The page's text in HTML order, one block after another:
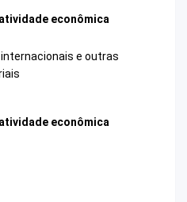
econômica
e outras
econômica